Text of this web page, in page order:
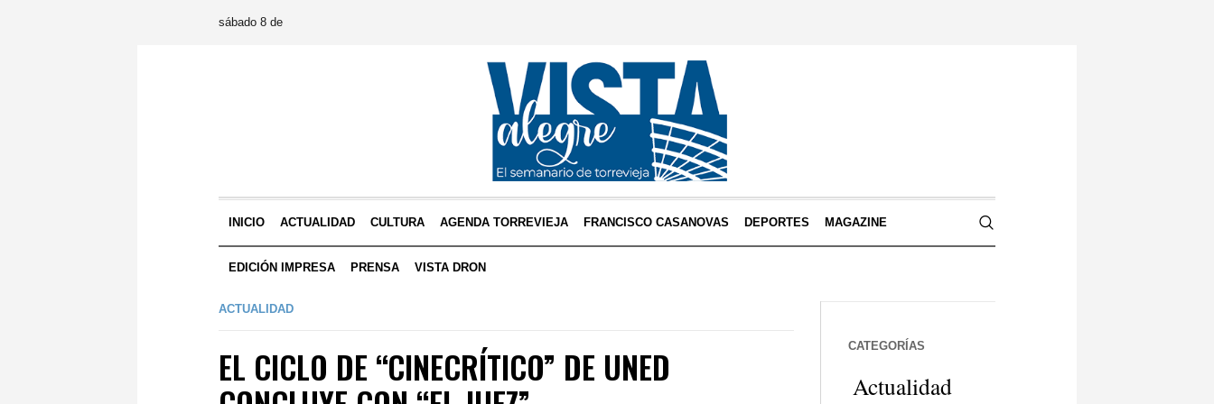
sábado 8 de
INICIO ACTUALIDAD CULTURA AGENDA TORREVIEJA FRANCISCO CASANOVAS DEPORTES MAGAZINE
EDICIÓN IMPRESA PRENSA VISTA DRON
ACTUALIDAD
EL CICLO DE “CINECRÍTICO” DE UNED CATEGORÍAS
Actualidad